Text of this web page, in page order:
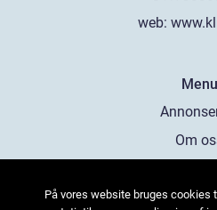
web:
Menu
Om
På vores website bruges cookies